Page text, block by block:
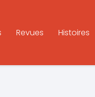
Revues Histoires